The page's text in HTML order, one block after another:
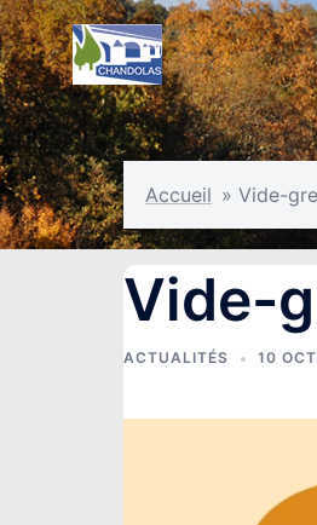
Aller
au
contenu
Accueil » Vide-
Vide-
ACTUALITÉS 10